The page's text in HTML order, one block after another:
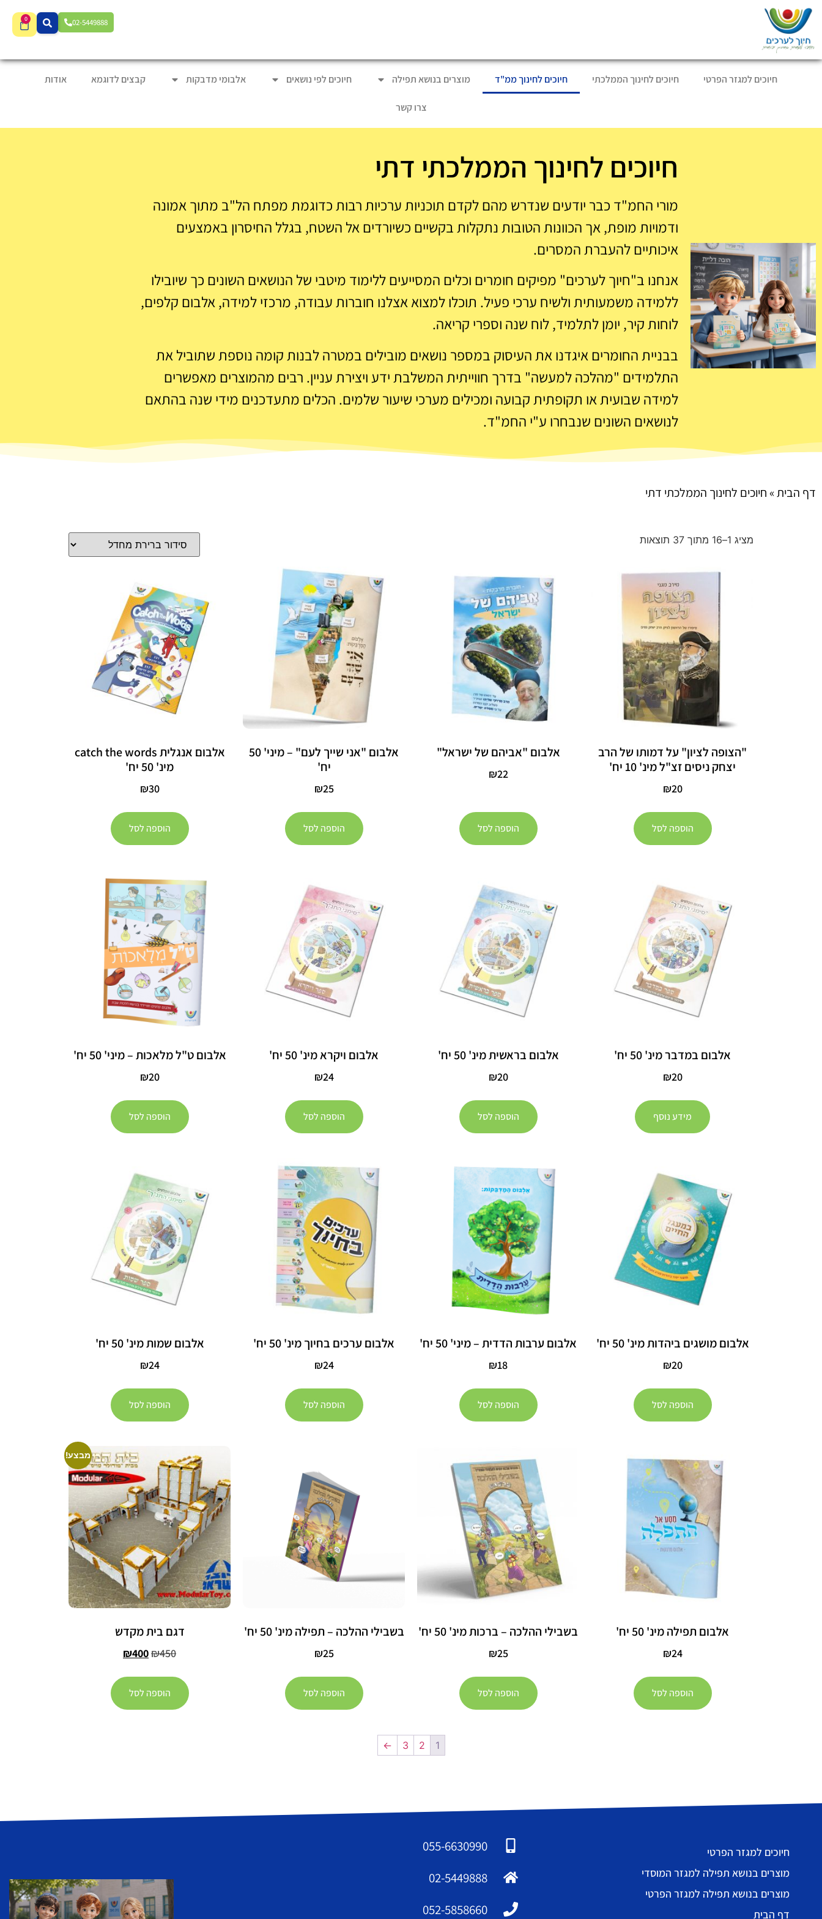
02-5449888
0
חיוכים למגזר הפרטי חיוכים לחינוך הממלכתי חיוכים לחינוך ממ"ד מוצרים בנושא תפילה חיוכים לפי נושאים אלבומי מדבקות קבצים לדוגמא אודות
צרו קשר
חיוכים לחינוך הממלכתי דתי
מורי החמ"ד כבר יודעים שנדרש מהם לקדם תוכניות ערכיות רבות כדוגמת מפתח הל"ב מתוך אמונה
ודמויות מופת, אך הכוונות הטובות נתקלות בקשיים כשיורדים אל השטח, בגלל החיסרון באמצעים
איכותיים להעברת המסרים.
אנחנו ב"חיוך לערכים" מפיקים חומרים וכלים המסייעים ללימוד מיטבי של הנושאים השונים כך שיובילו
ללמידה משמעותית ולשיח ערכי פעיל. תוכלו למצוא אצלנו חוברות עבודה, מרכזי למידה, אלבום קלפים,
לוחות קיר, יומן לתלמיד, לוח שנה וספרי קריאה.
בבניית החומרים איגדנו את העיסוק במספר נושאים מובילים במטרה לבנות קומה נוספת שתוביל את
התלמידים "מהלכה למעשה" בדרך חווייתית המשלבת ידע ויצירת עניין. רבים מהמוצרים מאפשרים
למידה שבועית או תקופתית קבועה ומכילים מערכי שיעור שלמים. הכלים מתעדכנים מידי שנה בהתאם
לנושאים השונים שנבחרו ע"י החמ"ד.
דף הבית» חיוכים לחינוך הממלכתי דתי
מציג 1–16 מתוך 37 תוצאות
"הצופה לציון" על דמותו של הרב
יצחק ניסים זצ"ל מינ' 10 יח'
₪20
הוספה לסל
אלבום "אביהם של ישראל"
₪22
הוספה לסל
אלבום "אני שייך לעם" – מיני' 50
יח'
₪25
הוספה לסל
אלבום אנגלית catch the words
מינ' 50 יח'
₪30
הוספה לסל
אלבום במדבר מינ' 50 יח'
₪20
מידע נוסף
אלבום בראשית מינ' 50 יח'
₪20
הוספה לסל
אלבום ויקרא מינ' 50 יח'
₪24
הוספה לסל
אלבום ט"ל מלאכות – מיני' 50 יח'
₪20
הוספה לסל
אלבום מושגים ביהדות מינ' 50 יח'
₪20
הוספה לסל
אלבום ערבות הדדית – מיני' 50 יח'
₪18
הוספה לסל
אלבום ערכים בחיוך מינ' 50 יח'
₪24
הוספה לסל
אלבום שמות מינ' 50 יח'
₪24
הוספה לסל
אלבום תפילה מינ' 50 יח'
₪24
הוספה לסל
בשבילי ההלכה – ברכות מינ' 50 יח'
₪25
הוספה לסל
בשבילי ההלכה – תפילה מינ' 50 יח'
₪25
הוספה לסל
מבצע!
דגם בית מקדש
₪450
₪400
הוספה לסל
1
2
3
←
חיוכים למגזר הפרטי
מוצרים בנושא תפילה למגזר המוסדי
מוצרים בנושא תפילה למגזר הפרטי
דף הבית
055-6630990
02-5449888
052-5858660